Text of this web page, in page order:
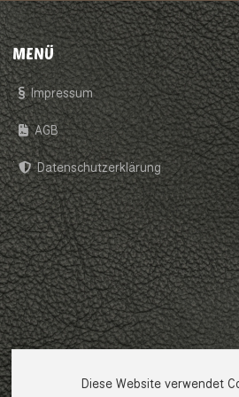
MENÜ
Impressum
AGB
Datenschutzerklärung
Diese Website verwendet